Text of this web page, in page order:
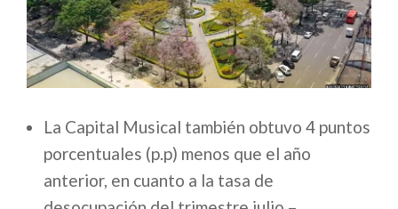
La Capital Musical también obtuvo 4 puntos
porcentuales (p.p) menos que el año
anterior, en cuanto a la tasa de